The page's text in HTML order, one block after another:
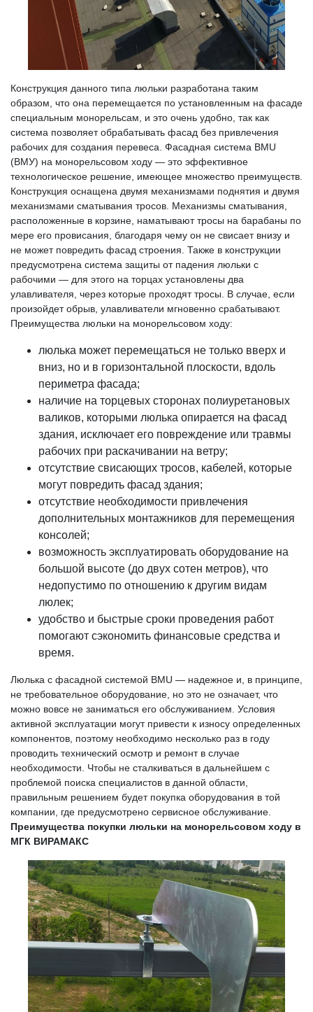
Конструкция данного типа люльки разработана таким
образом, что она перемещается по установленным на фасаде
специальным монорельсам, и это очень удобно, так как
система позволяет обрабатывать фасад без привлечения
рабочих для создания перевеса. Фасадная система BMU
(ВМУ) на монорельсовом ходу — это эффективное
технологическое решение, имеющее множество преимуществ.
Конструкция оснащена двумя механизмами поднятия и двумя
механизмами сматывания тросов. Механизмы сматывания,
расположенные в корзине, наматывают тросы на барабаны по
мере его провисания, благодаря чему он не свисает внизу и
не может повредить фасад строения. Также в конструкции
предусмотрена система защиты от падения люльки с
рабочими — для этого на торцах установлены два
улавливателя, через которые проходят тросы. В случае, если
произойдет обрыв, улавливатели мгновенно срабатывают.
Преимущества люльки на монорельсовом ходу:
люлька может перемещаться не только вверх и
вниз, но и в горизонтальной плоскости, вдоль
периметра фасада;
наличие на торцевых сторонах полиуретановых
валиков, которыми люлька опирается на фасад
здания, исключает его повреждение или травмы
рабочих при раскачивании на ветру;
отсутствие свисающих тросов, кабелей, которые
могут повредить фасад здания;
отсутствие необходимости привлечения
дополнительных монтажников для перемещения
консолей;
возможность эксплуатировать оборудование на
большой высоте (до двух сотен метров), что
недопустимо по отношению к другим видам
люлек;
удобство и быстрые сроки проведения работ
помогают сэкономить финансовые средства и
время.
Люлька с фасадной системой BMU — надежное и, в принципе,
не требовательное оборудование, но это не означает, что
можно вовсе не заниматься его обслуживанием. Условия
активной эксплуатации могут привести к износу определенных
компонентов, поэтому необходимо несколько раз в году
проводить технический осмотр и ремонт в случае
необходимости. Чтобы не сталкиваться в дальнейшем с
проблемой поиска специалистов в данной области,
правильным решением будет покупка оборудования в той
компании, где предусмотрено сервисное обслуживание.
Преимущества покупки люльки на монорельсовом ходу в
МГК ВИРАМАКС